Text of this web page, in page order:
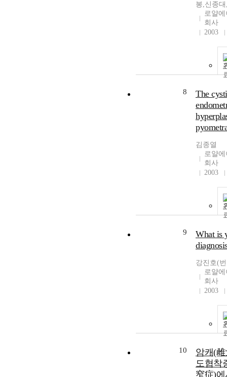
봉,신종
로얄
회사
2003
8
The
김종열
로얄
회사
2003
9
What is
강진호(
로얄
회사
2003
10
암캐(
도협착
窄症)